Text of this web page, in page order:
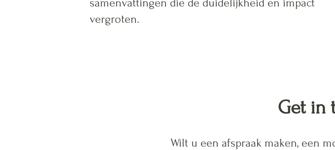
samenvattingen die de duidelijkheid en impact
vergroten.
Get in
Wilt u een afspraak maken, een